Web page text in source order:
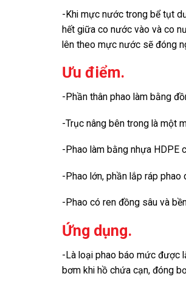
-Khi mực nước trong bể tụt
hết giữa co nước vào và co
lên theo mực nước sẽ đóng
Ưu điểm.
-Phần thân phao làm bằng
-Trục nâng bên trong là một
-Phao làm bằng nhựa HDPE
-Phao lớn, phần lắp ráp
-Phao có ren đồng sâu và
Ứng dụng.
-Là loại phao báo mức được
bơm khi hồ chứa cạn, đóng